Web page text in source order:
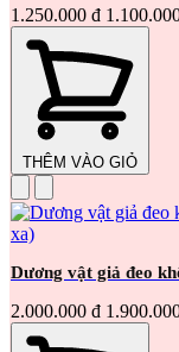
1.250.000 đ
THÊM VÀO GIỎ
Dương vật giả đeo
2.000.000 đ